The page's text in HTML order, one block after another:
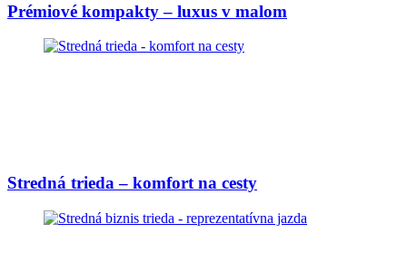
Prémiové kompakty – luxus v malom
Stredná trieda – komfort na cesty